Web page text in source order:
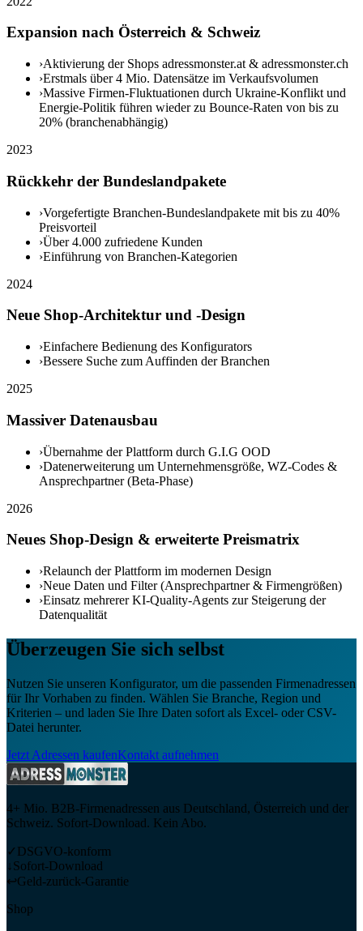
Expansion nach Österreich & Schweiz
›Aktivierung der Shops adressmonster.at & adressmonster.ch
›Erstmals über 4 Mio. Datensätze im Verkaufsvolumen
›Massive Firmen-Fluktuationen durch Ukraine-Konflikt und
Energie-Politik führen wieder zu Bounce-Raten von bis zu
20% (branchenabhängig)
2023
Rückkehr der Bundeslandpakete
›Vorgefertigte Branchen-Bundeslandpakete mit bis zu 40%
Preisvorteil
›Über 4.000 zufriedene Kunden
›Einführung von Branchen-Kategorien
2024
Neue Shop-Architektur und -Design
›Einfachere Bedienung des Konfigurators
›Bessere Suche zum Auffinden der Branchen
2025
Massiver Datenausbau
›Übernahme der Plattform durch G.I.G OOD
›Datenerweiterung um Unternehmensgröße, WZ-Codes &
Ansprechpartner (Beta-Phase)
2026
Neues Shop-Design & erweiterte Preismatrix
›Relaunch der Plattform im modernen Design
›Neue Daten und Filter (Ansprechpartner & Firmengrößen)
›Einsatz mehrerer KI-Quality-Agents zur Steigerung der
Datenqualität
Überzeugen Sie sich selbst
Nutzen Sie unseren Konfigurator, um die passenden Firmenadressen
für Ihr Vorhaben zu finden. Wählen Sie Branche, Region und
Kriterien – und laden Sie Ihre Daten sofort als Excel- oder CSV-
Datei herunter.
Jetzt Adressen kaufenKontakt aufnehmen
4+ Mio. B2B-Firmenadressen aus Deutschland, Österreich und der
Schweiz. Sofort-Download. Kein Abo.
✓ DSGVO-konform
↓Sofort-Download
↩Geld-zurück-Garantie
Shop